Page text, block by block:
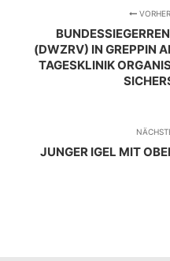
(DWZRV) IN GREPPIN
TAGESKLINIK
JUNGER IGEL MIT